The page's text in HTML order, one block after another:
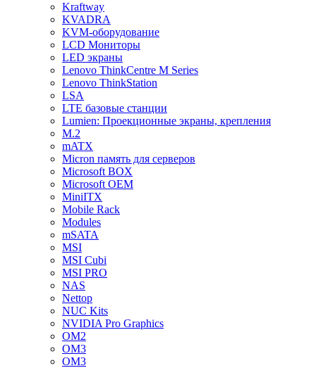
Kraftway
KVADRA
KVM-оборудование
LCD Мониторы
LED экраны
Lenovo ThinkCentre M Series
Lenovo ThinkStation
LSA
LTE базовые станции
Lumien: Проекционные экраны, крепления
M.2
mATX
Micron память для серверов
Microsoft BOX
Microsoft OEM
MiniITX
Mobile Rack
Modules
mSATA
MSI
MSI Cubi
MSI PRO
NAS
Nettop
NUC Kits
NVIDIA Pro Graphics
OM2
OM3
OM3